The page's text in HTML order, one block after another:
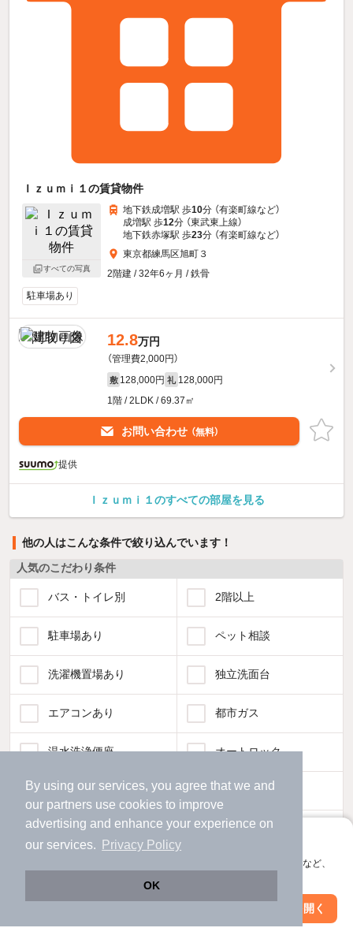
By using our services, you agree that we and
our partners use cookies to improve
advertising and enhance your experience on
our services.
Privacy Policy
OK
アプリに切り替えて、サクサクお部屋探し
会員登録なしですぐ使える。マップ検索やお気に入り保存など、
アプリを開く
Ｉｚｕｍｉ１の賃貸物件
すべての写真
地下鉄成増駅 歩10分 （有楽町線など）
成増駅 歩12分 （東武東上線）
地下鉄赤塚駅 歩23分 （有楽町線など）
東京都練馬区旭町３
2階建 / 32年6ヶ月 / 鉄骨
駐車場あり
12.8万円
（管理費2,000円）
敷 128,000円 礼 128,000円
1階 / 2LDK / 69.37㎡
お問い合わせ （無料）
提供
Ｉｚｕｍｉ１のすべての部屋を見る
他の人はこんな条件で絞り込んでいます！
人気のこだわり条件
バス・トイレ別 2階以上
駐車場あり ペット相談
洗濯機置場あり 独立洗面台
エアコンあり 都市ガス
温水洗浄便座 オートロック
コンロ2口以上 追焚き機能
TV付インターホン 角部屋
新着のみ インターネット無料
55
絞り込み条件を変更